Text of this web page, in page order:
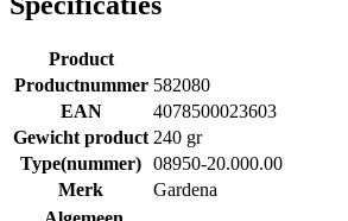
Product
Productnummer 582080
EAN
4078500023603
Gewicht product 240 gr
Type(nummer) 08950-20.000.00
Merk
Gardena